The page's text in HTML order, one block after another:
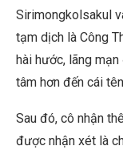
Sirimongkolsakul
tạm dịch là Công
hài hước, lãng
tâm hơn đến cái
Sau đó, cô nhận
được nhận xét là